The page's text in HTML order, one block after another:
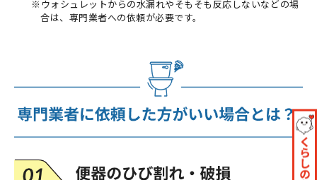
※ウォシュレットからの水漏れやそもそも反応しないなどの場
合は、専門業者への依頼が必要です。